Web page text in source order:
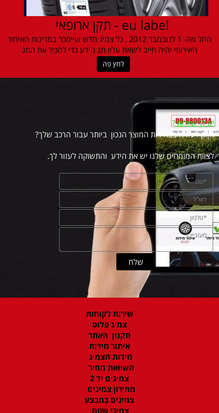
eu label - תקן ארופאי
החל מה- 1 לנובמבר 2012 , כל צמיג חדש שיימכר במדינות האיחוד
האירופי יהיה חייב לשאת עליו תג מידע כדי להכיר את התג
לחץ פה
יש לך שאלות?
זקוק לעזרה בבחירות המוצר הנכון ביותר עבור הרכב שלך?
לצוות המומחים שלנו יש את הידע והתשוקה לעזור לך.
שירות לקוחות
צמיג פלוס
תקנון האתר
איתור מידות
מידות הצמיג
השוואת מחיר
צמיגים יד 2
מחירון צמיגים
צמיגים במבצע
צמיגי שטח